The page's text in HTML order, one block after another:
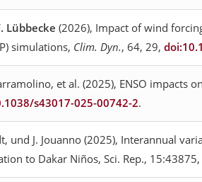
Lübbecke (2026), Impact of wind
simulations, Clim. Dyn., 64, 29,
et al. (2025), ENSO impacts
s43017-025-00742-2.
und J. Jouanno (2025), Interannual
to Dakar Niños, Sci. Rep., 15:43875,